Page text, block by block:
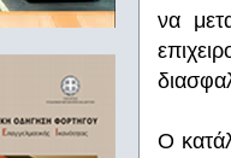
να
Ο